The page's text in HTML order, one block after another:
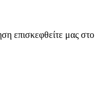
επισκεφθείτε μας στο